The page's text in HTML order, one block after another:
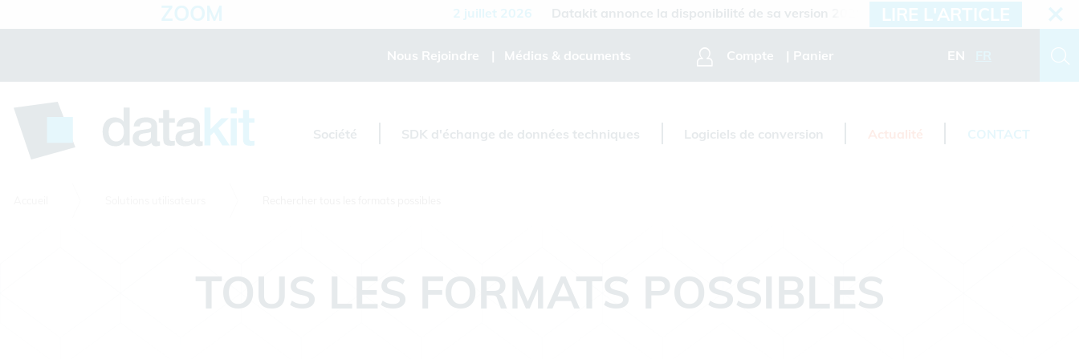
ZOOM 2 juillet 2026 Datakit annonce la disponibilité de sa version 2026.3 LIRE L'ARTICLE
Nous Rejoindre Médias & documents Compte Panier EN
Société SDK d'échange de données techniques Logiciels de conversion CONTACT
TOUS LES FORMATS POSSIBLES
Panneau de gestion des cookies